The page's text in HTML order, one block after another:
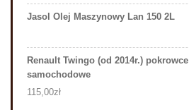
Jasol Olej Maszynowy Lan 150 2L
Renault Twingo (od 2014r.) pokrowce
samochodowe
115,00zł